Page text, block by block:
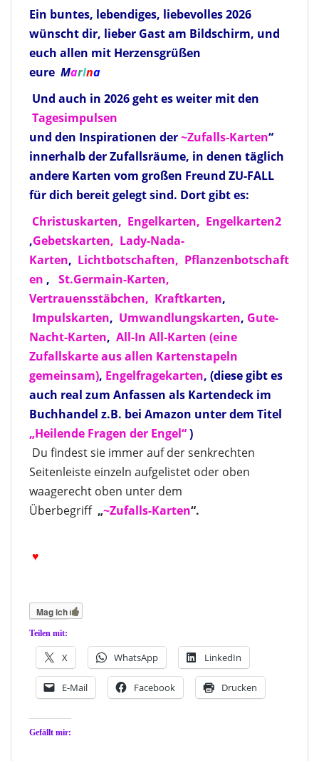
Ein buntes, lebendiges, liebevolles 2026
wünscht dir, lieber Gast am Bildschirm, und
euch allen mit Herzensgrüßen
eure MarIna
Und auch in 2026 geht es weiter mit den
Tagesimpulsen
und den Inspirationen der~Zufalls-Karten“
innerhalb der Zufallsräume, in denen täglich
andere Karten vom großen Freund ZU-FALL
für dich bereit gelegt sind. Dort gibt es:
Christuskarten, Engelkarten, Engelkarten2
,Gebetskarten, Lady-Nada-
Karten, Lichtbotschaften, Pflanzenbotschaft
en , St.Germain-Karten,
Vertrauensstäbchen, Kraftkarten,
Impulskarten, Umwandlungskarten, Gute-
Nacht-Karten, All-In All-Karten (eine
Zufallskarte aus allen Kartenstapeln
gemeinsam), Engelfragekarten, (diese gibt es
auch real zum Anfassen als Kartendeck im
Buchhandel z.B. bei Amazon unter dem Titel
„Heilende Fragen der Engel“)
Du findest sie immer auf der senkrechten
Seitenleiste einzeln aufgelistet oder oben
waagerecht oben unter dem
Überbegriff „~Zufalls-Karten“.
♥
Mag ich
Teilen mit:
X WhatsApp LinkedIn
E-Mail Facebook Drucken
Gefällt mir: